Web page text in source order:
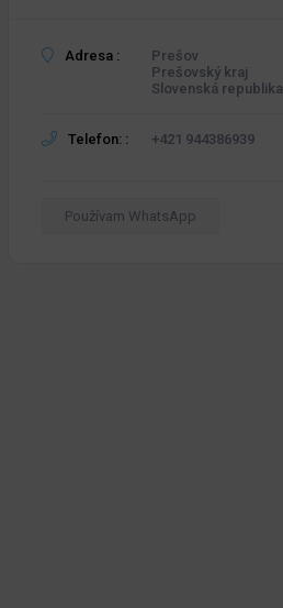
Adresa :
Prešov
Prešovský kraj
Slovenská republika
Telefon: : +421 944386939
Používam WhatsApp